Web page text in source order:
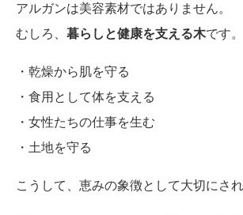
アルガンは美容素材ではありません。
むしろ、 暮らしと健康を支える木です。
・乾燥から肌を守る
・食用として体を支える
・女性たちの仕事を生む
・土地を守る
こうして、恵みの象徴として大切にされ